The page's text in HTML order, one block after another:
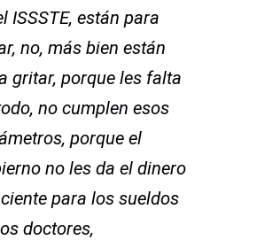
ISSSTE, están para
no, más bien están
gritar, porque les falta
no cumplen esos
porque el
no les da el dinero
para los sueldos
doctores,